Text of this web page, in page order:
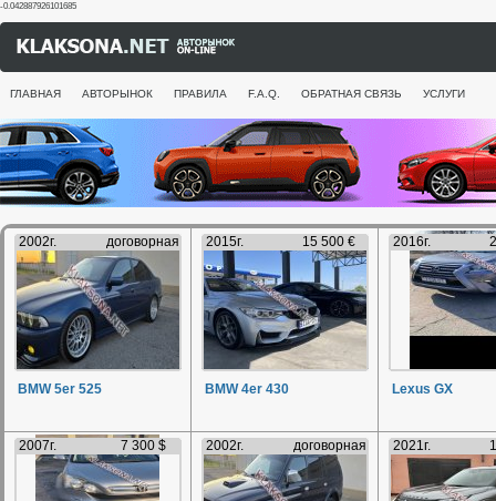
-0.042887926101685
ГЛАВНАЯ АВТОРЫНОК ПРАВИЛА F.A.Q. ОБРАТНАЯ СВЯЗЬ УСЛУГИ
2002г. договорная
BMW 5er 525
2015г. 15 500 €
BMW 4er 430
2016г.
Lexus GX
2007г. 7 300 $ 2002г. договорная 2021г.